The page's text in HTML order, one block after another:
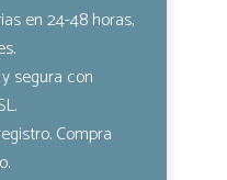
en 24-48 horas,
segura con
Compra